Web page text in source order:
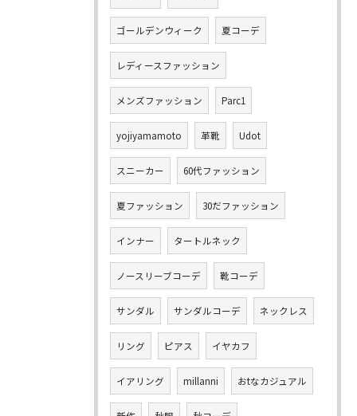
ゴールデンウィーク 夏コーデ
レディースファッション
メンズファッション Parc1
yojiyamamoto 革靴 Udot
スニーカー 60代ファッション
夏ファッション 30だファッション
インナー タートルネック
ノースリーブコーデ 靴コーデ
サンダル サンダルコーデ ネックレス
リング ピアス イヤカフ
イアリング millanni おtなカジュアル